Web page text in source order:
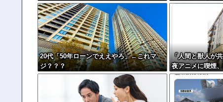
20代「50年ローンでええやろ」←これマ
ジ？？？
「人間と獣人が
夜アニメに喫煙
も…視聴者批判